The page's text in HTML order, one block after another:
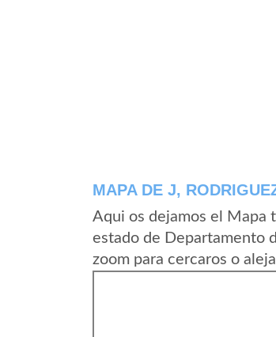
MAPA DE J,
Aqui os dejamos el Mapa
estado de Departamento
zoom para cercaros o